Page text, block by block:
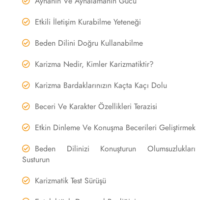
Etkili İletişim Kurabilme Yeteneği
Beden Dilini Doğru Kullanabilme
Karizma Nedir, Kimler Karizmatiktir?
Karizma Bardaklarınızın Kaçta Kaçı Dolu
Beceri Ve Karakter Özellikleri Terazisi
Etkin Dinleme Ve Konuşma Becerileri Geliştirmek
Beden Dilinizi Konuşturun Olumsuzlukları
Susturun
Karizmatik Test Sürüşü